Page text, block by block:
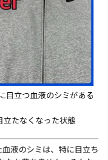
目立つ血液のシミがある
たなくなった状態
液のシミは、特に目立ち